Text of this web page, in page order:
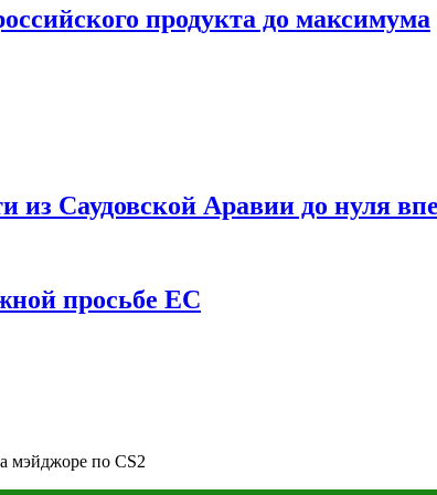
продукта до максимума
Саудовской Аравии до нуля
просьбе ЕС
мэйджоре по CS2